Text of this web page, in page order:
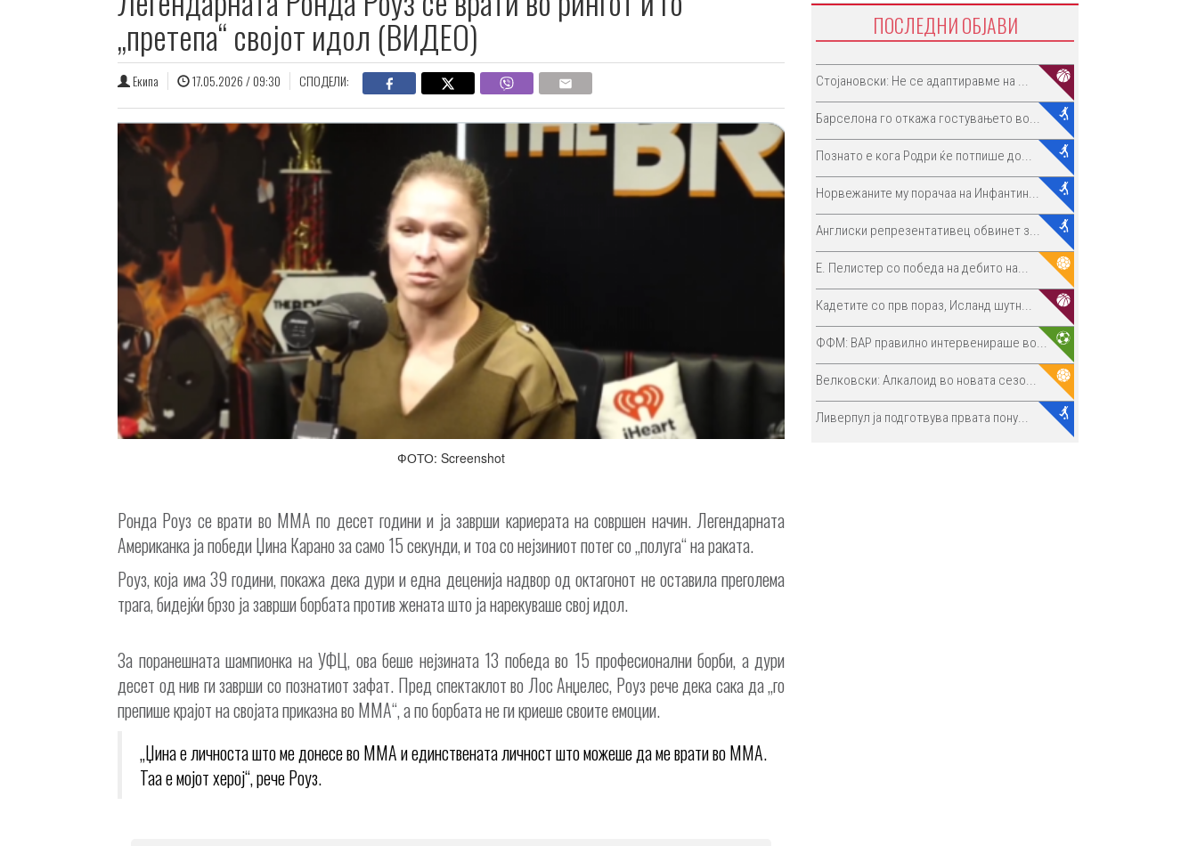
„претепа“ својот идол (ВИДЕО)
Екипа 17.05.2026 / 09:30 СПОДЕЛИ:
ФОТО: Screenshot
Ронда Роуз се врати во ММА по десет години и ја заврши кариерата на совршен начин. Легендарната
Американка ја победи Џина Карано за само 15 секунди, и тоа со нејзиниот потег со „полуга“ на раката.
Роуз, која има 39 години, покажа дека дури и една деценија надвор од октагонот не оставила преголема
трага, бидејќи брзо ја заврши борбата против жената што ја нарекуваше свој идол.
За поранешната шампионка на УФЦ, ова беше нејзината 13 победа во 15 професионални борби, а дури
десет од нив ги заврши со познатиот зафат. Пред спектаклот во Лос Анџелес, Роуз рече дека сака да „го
препише крајот на својата приказна во ММА“, а по борбата не ги криеше своите емоции.
„Џина е личноста што ме донесе во ММА и единствената личност што можеше да ме врати во ММА.
Таа е мојот херој“, рече Роуз.
ПОСЛЕДНИ ОБЈАВИ
Стојановски: Не се адаптиравме на ...
Барселона го откажа гостувањето во...
Познато е кога Родри ќе потпише до...
Норвежаните му порачаа на Инфантин...
Англиски репрезентативец обвинет з...
E. Пелистер со победа на дебито на...
Кадетите со прв пораз, Исланд шутн...
ФФМ: ВАР правилно интервенираше во...
Велковски: Алкалоид во новата сезо...
Ливерпул ја подготвува првата пону...